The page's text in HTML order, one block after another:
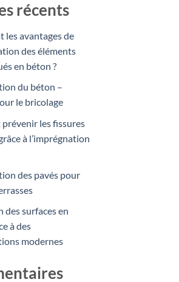
récents
les avantages de
des éléments
en béton ?
du béton –
le bricolage
les fissures
à l’imprégnation
des pavés pour
des surfaces en
à des
modernes